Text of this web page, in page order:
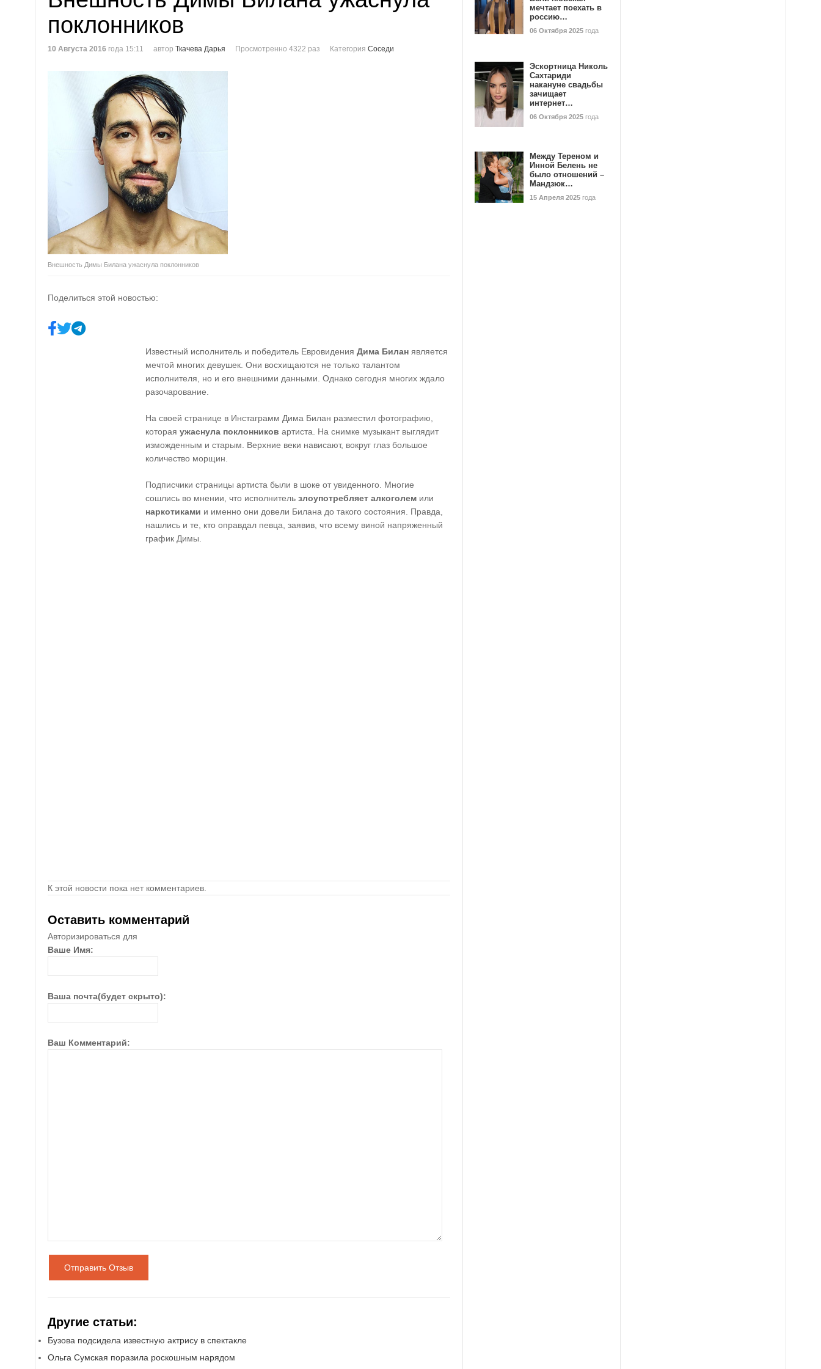
поклонников
10 Августа 2016 года 15:11 автор Ткачева Дарья Просмотренно 4322 раз Категория Соседи
Внешность Димы Билана ужаснула поклонников
Поделиться этой новостью:
Известный исполнитель и победитель Евровидения Дима Билан является
мечтой многих девушек. Они восхищаются не только талантом
исполнителя, но и его внешними данными. Однако сегодня многих ждало
разочарование.
На своей странице в Инстаграмм Дима Билан разместил фотографию,
которая ужаснула поклонников артиста. На снимке музыкант выглядит
изможденным и старым. Верхние веки нависают, вокруг глаз большое
количество морщин.
Подписчики страницы артиста были в шоке от увиденного. Многие
сошлись во мнении, что исполнитель злоупотребляет алкоголем или
наркотиками и именно они довели Билана до такого состояния. Правда,
нашлись и те, кто оправдал певца, заявив, что всему виной напряженный
график Димы.
К этой новости пока нет комментариев.
Оставить комментарий
Авторизироваться для
Ваше Имя:
Ваша почта(будет скрыто):
Ваш Комментарий:
Отправить Отзыв
Другие статьи:
Бузова подсидела известную актрису в спектакле
Ольга Сумская поразила роскошным нарядом
мечтает поехать в
россию…
06 Октября 2025 года
Эскортница Николь
Сахтариди
накануне свадьбы
зачищает
интернет…
06 Октября 2025 года
Между Тереном и
Инной Белень не
было отношений –
Мандзюк…
15 Апреля 2025 года